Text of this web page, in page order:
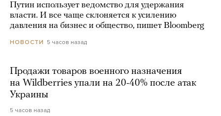
Путин использует ведомство для удержания
власти. И все чаще склоняется к усилению
давления на бизнес и общество, пишет Bloomberg
НОВОСТИ 5 часов назад
Продажи товаров военного назначения
на Wildberries упали на 20-40% после атак
Украины
5 часов назад